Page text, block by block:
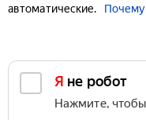
автоматические.
Почему
Я не робот
Нажмите,